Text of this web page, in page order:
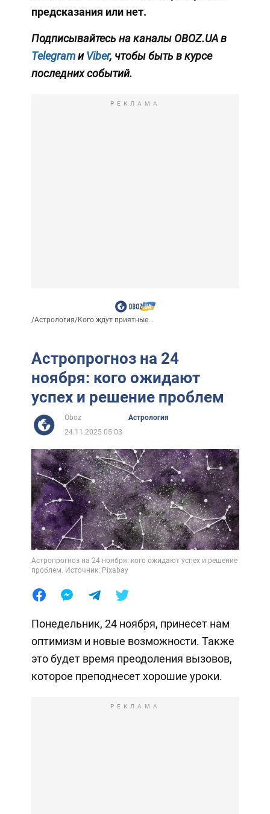
предсказания или нет.
Подписывайтесь на каналы OBOZ.UA в
TelegramиViber, чтобы быть в курсе
последних событий.
РЕКЛАМА
/Астрология/Кого ждут приятные...
Астропрогноз на 24
ноября: кого ожидают
успех и решение проблем
Oboz
Астрология
24.11.2025 05:03
Астропрогноз на 24 ноября: кого ожидают успех и решение
проблем. Источник: Pixabay
Понедельник, 24 ноября, принесет нам
оптимизм и новые возможности. Также
это будет время преодоления вызовов,
которое преподнесет хорошие уроки.
РЕКЛАМА